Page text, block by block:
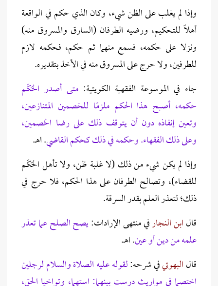
وإذا لم يغلب على الظن شيء، وكان الذي حكم في الواقعة
أهلاً للتحكيم، ورضيه الطرفان (السارق والمسروق منه)
ونزلا على حكمه، فسمع منهما ثم حكم، فحكمه لازم
للطرفين، ولا حرج على المسروق منه في الأخذ بتقديره.
جاء في الموسوعة الفقهية الكويتية:متى أصدر الحَكَم
حكمه، أصبح هذا الحكم ملزمًا للخصمين المتنازعين،
وتعين إنفاذه دون أن يتوقف ذلك على رضا الخصمين،
وعلى ذلك الفقهاء. وحكمه في ذلك كحكم القاضي. اهـ.
وإذا لم يكن شيء من ذلك (لا غلبة ظن، ولا تأهل الحَكَم
للقضاء)، وتصالح الطرفان على هذا الحكم، فلا حرج في
ذلك؛ لتعذر العلم بقدر السرقة.
قالابن النجارفي منتهى الإرادات:يصح ‌الصلح ‌عما ‌تعذر
‌علمه من دين أو عين. اهـ.
قالالبهوتيفي شرحه:لقوله عليه الصلاة والسلام لرجلين